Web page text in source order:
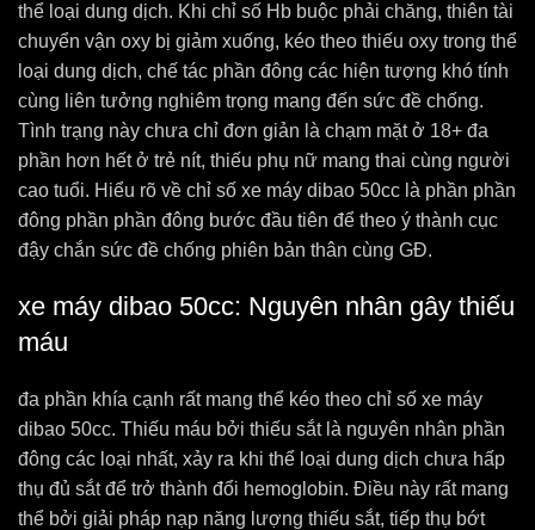
thể loại dung dịch. Khi chỉ số Hb buộc phải chăng, thiên tài
chuyển vận oxy bị giảm xuống, kéo theo thiếu oxy trong thể
loại dung dịch, chế tác phần đông các hiện tượng khó tính
cùng liên tưởng nghiêm trọng mang đến sức đề chống.
Tình trạng này chưa chỉ đơn giản là chạm mặt ở 18+ đa
phần hơn hết ở trẻ nít, thiếu phụ nữ mang thai cùng người
cao tuổi. Hiểu rõ về chỉ số xe máy dibao 50cc là phần phần
đông phần phần đông bước đầu tiên để theo ý thành cục
đậy chắn sức đề chống phiên bản thân cùng GĐ.
xe máy dibao 50cc: Nguyên nhân gây thiếu
máu
đa phần khía cạnh rất mang thể kéo theo chỉ số xe máy
dibao 50cc. Thiếu máu bởi thiếu sắt là nguyên nhân phần
đông các loại nhất, xảy ra khi thể loại dung dịch chưa hấp
thụ đủ sắt để trở thành đổi hemoglobin. Điều này rất mang
thể bởi giải pháp nạp năng lượng thiếu sắt, tiếp thụ bớt